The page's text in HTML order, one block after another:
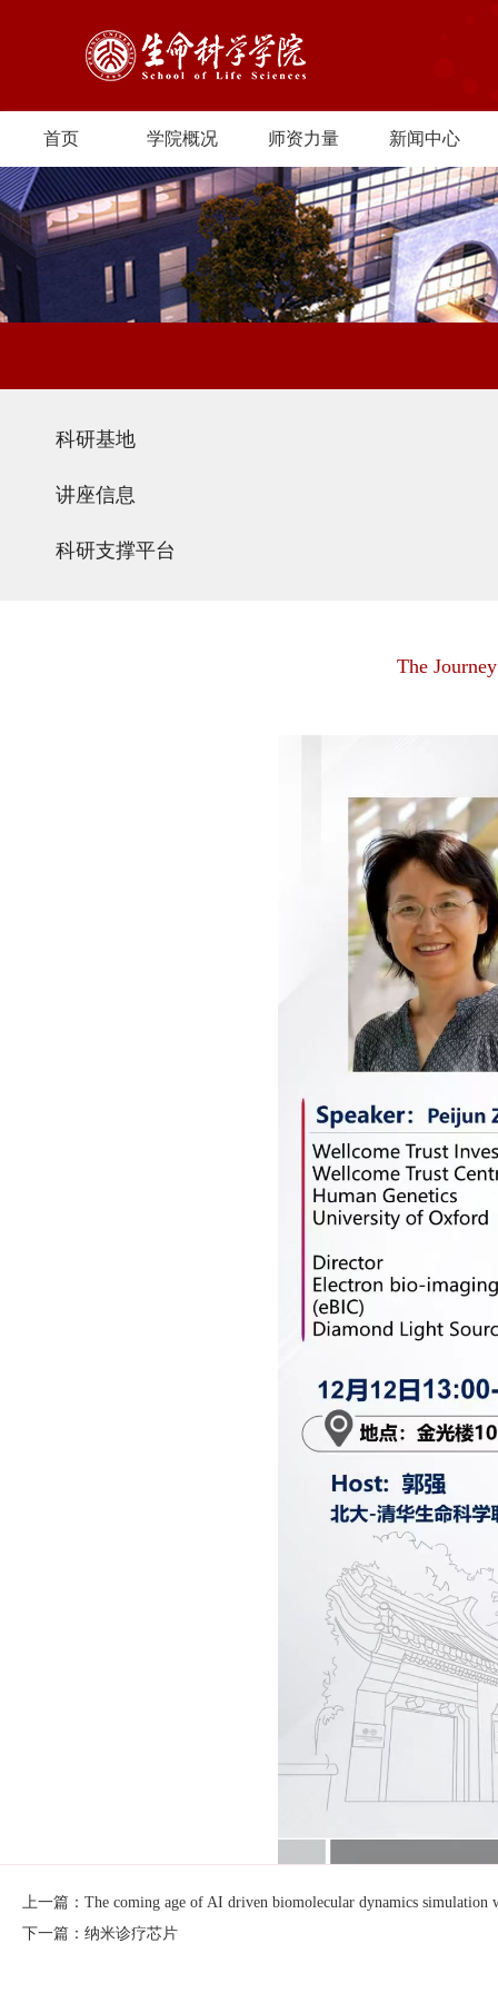
首页 学院概况 师资力量 新闻中心
科研基地
讲座信息
科研支撑平台
The
上一篇：The coming age of AI driven biomolecular dynamics simulation
下一篇：纳米诊疗芯片